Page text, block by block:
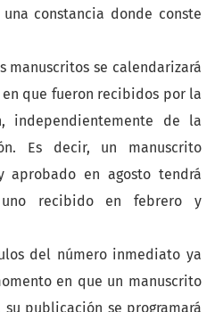
constancia donde conste
manuscritos se calendarizará
que fueron recibidos por la
independientemente de la
Es decir, un manuscrito
aprobado en agosto tendrá
uno recibido en febrero y
del número inmediato ya
en que un manuscrito
publicación se programará